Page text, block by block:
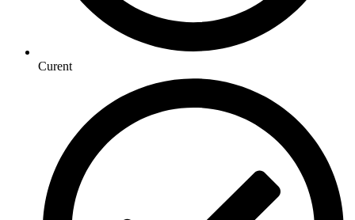
Curent